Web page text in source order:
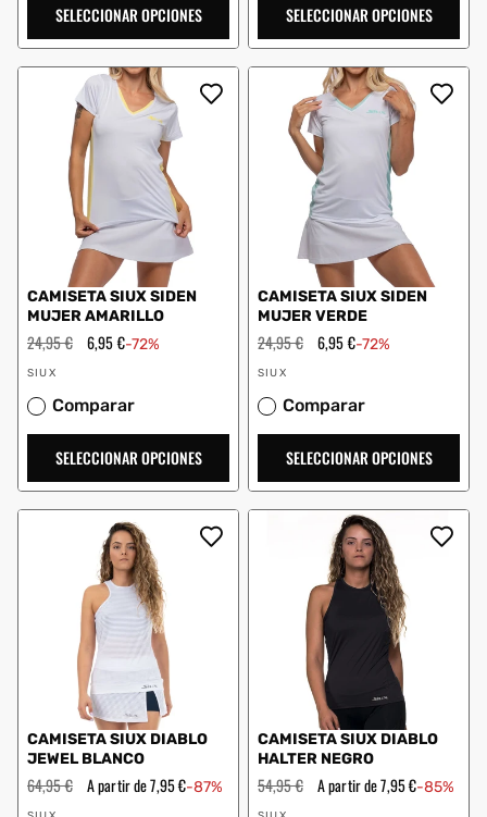
SELECCIONAR OPCIONES SELECCIONAR OPCIONES
CAMISETA SIUX SIDEN
MUJER AMARILLO
Precio
habitual
24,95 € Precio
de
6,95 €-72%
Proveedor:
SIUX
Comparar
SELECCIONAR OPCIONES
CAMISETA SIUX SIDEN
MUJER VERDE
Precio
habitual
24,95 € Precio
de
6,95 €-72%
Proveedor:
SIUX
Comparar
SELECCIONAR OPCIONES
CAMISETA SIUX DIABLO
JEWEL BLANCO
Precio
habitual
64,95 € Precio
de
A partir de 7,95 €-87%
Proveedor:
CAMISETA SIUX DIABLO
HALTER NEGRO
Precio
habitual
54,95 € Precio
de
A partir de 7,95 €-85%
Proveedor: